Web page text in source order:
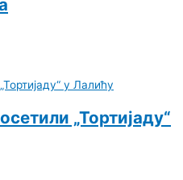
„Тортијаду“